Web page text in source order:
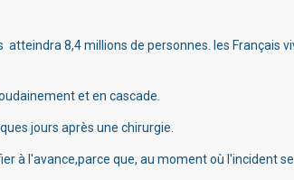
8,4 millions de personnes. les Français
et en cascade.
jours après une chirurgie.
à l'avance,parce que, au moment où l'incident